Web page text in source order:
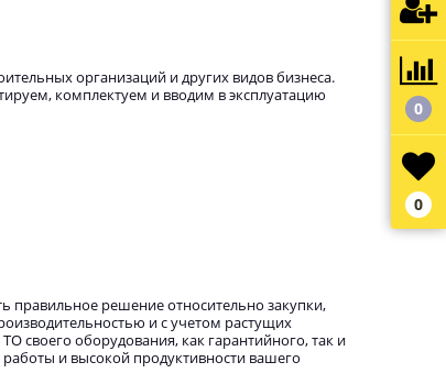
организаций и других видов бизнеса.
комплектуем и вводим в эксплуатацию
правильное решение относительно закупки,
и с учетом растущих
своего оборудования, как гарантийного, так и
и высокой продуктивности вашего
0
0